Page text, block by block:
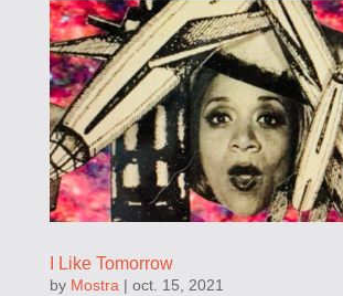
I Like Tomorrow
by Mostra | oct. 15, 2021